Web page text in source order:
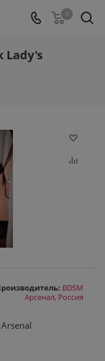
0
Lady's
BDSM
Арсенал, Россия